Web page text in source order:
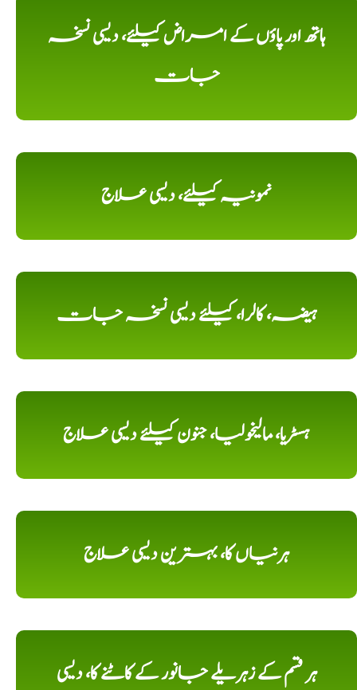
ہاتھ اور پاؤں کے امراض کیلئے، دیسی نسخہ
جات
نمونیہ کیلئے، دیسی علاج
ہیضہ، کالرا، کیلئے دیسی نسخہ جات
ہسٹریا، مالیخولیا، جنون کیلئے دیسی علاج
ہرنیاں کا، بہترین دیسی علاج
ہر قسم کے زہریلے جانور کے کاٹنے کا، دیسی